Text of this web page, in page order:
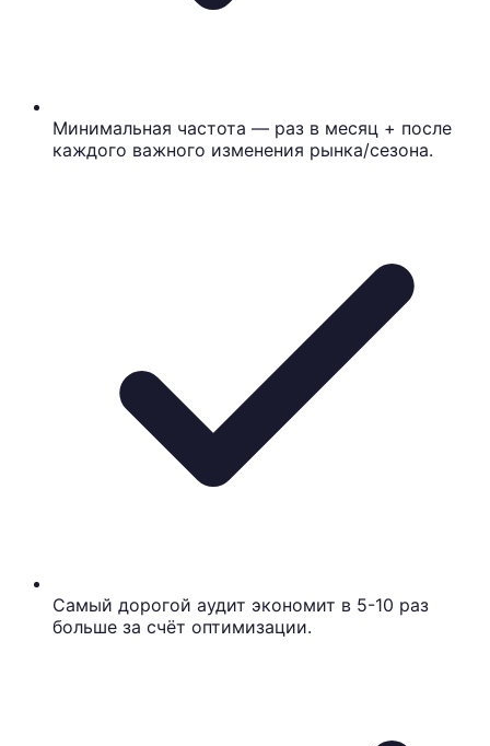
Минимальная частота — раз в месяц + после
каждого важного изменения рынка/сезона.
Самый дорогой аудит экономит в 5-10 раз
больше за счёт оптимизации.